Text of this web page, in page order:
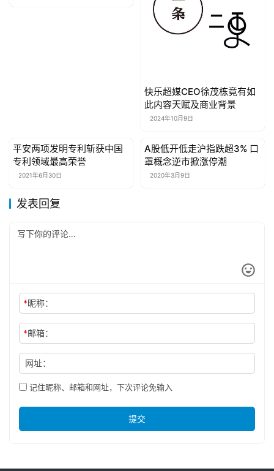
快乐超媒CEO徐茂栋竟有如
此内容天赋及商业背景
2024年10月9日
经济金融
平安两项发明专利斩获中国
专利领域最高荣誉
2021年6月30日
经济金融
A股低开低走沪指跌超3% 口
罩概念逆市掀涨停潮
2020年3月9日
发表回复
*昵称：
*邮箱：
网址：
记住昵称、邮箱和网址，下次评论免输入
提交